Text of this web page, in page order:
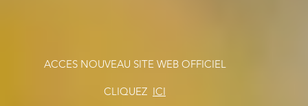
ACCES NOUVEAU SITE WEB OFFICIEL
CLIQUEZ ICI